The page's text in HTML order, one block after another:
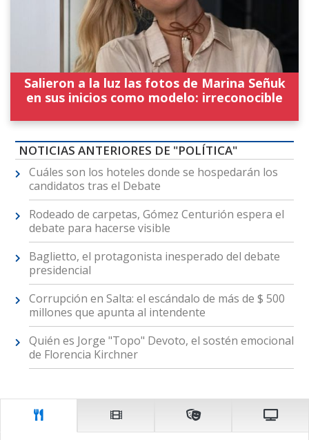
Salieron a la luz las fotos de Marina Señuk
en sus inicios como modelo: irreconocible
NOTICIAS ANTERIORES DE "POLÍTICA"
Cuáles son los hoteles donde se hospedarán los
candidatos tras el Debate
Rodeado de carpetas, Gómez Centurión espera el
debate para hacerse visible
Baglietto, el protagonista inesperado del debate
presidencial
Corrupción en Salta: el escándalo de más de $ 500
millones que apunta al intendente
Quién es Jorge "Topo" Devoto, el sostén emocional
de Florencia Kirchner